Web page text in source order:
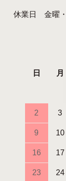
休業日 金曜・
日
月
2 3
9 10
16 17
23 24